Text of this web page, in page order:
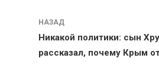
Навигация
НАЗАД
Никакой политики: сын
рассказал, почему Крым